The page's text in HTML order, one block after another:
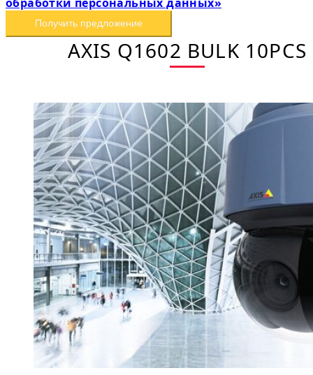
Получить предложение
AXIS Q1602 BULK 10PCS